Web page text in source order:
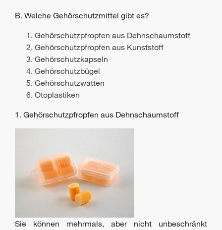
B. Welche Gehörschutzmittel gibt es?
Gehörschutzpfropfen aus Dehnschaumstoff
Gehörschutzpfropfen aus Kunststoff
Gehörschutzkapseln
Gehörschutzbügel
Gehörschutzwatten
Otoplastiken
1. Gehörschutzpfropfen aus Dehnschaumstoff
Sie können mehrmals, aber nicht unbeschränkt